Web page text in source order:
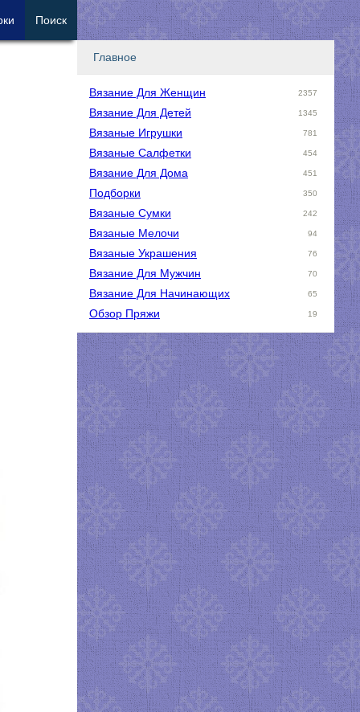
Главное
Вязание Для Женщин 2357
Вязание Для Детей 1345
Вязаные Игрушки 781
Вязаные Салфетки 454
Вязание Для Дома 451
Подборки 350
Вязаные Сумки 242
Вязаные Мелочи 94
Вязаные Украшения 76
Вязание Для Мужчин 70
Вязание Для Начинающих 65
Обзор Пряжи 19
Поиск